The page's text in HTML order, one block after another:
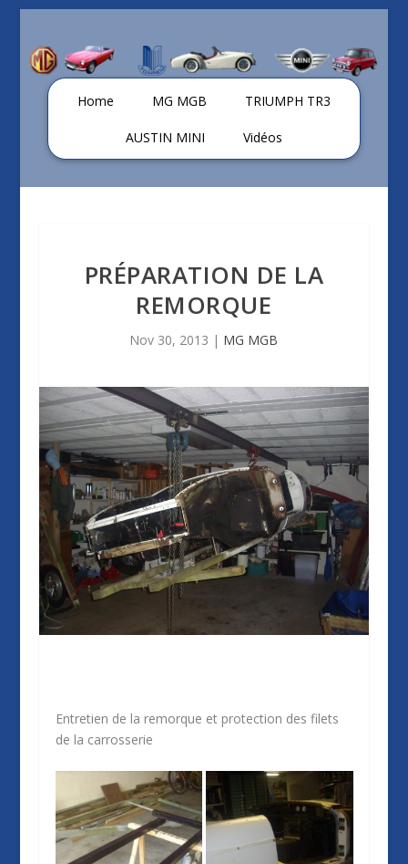
Home MG MGB TRIUMPH TR3
AUSTIN MINI Vidéos
PRÉPARATION DE LA
REMORQUE
Nov 30, 2013 | MG MGB
Entretien de la remorque et protection des filets
de la carrosserie